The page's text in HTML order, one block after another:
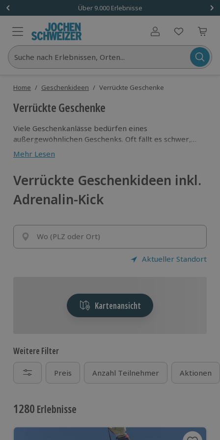
Über 9.000 Erlebnisse
Benutzerkonto
Suche nach Erlebnissen, Orten...
Home / Geschenkideen / Verrückte Geschenke
Verrückte Geschenke
Viele Geschenkanlässe bedürfen eines
außergewöhnlichen Geschenks. Oft fällt es schwer,
das Richtige zu finden. Bringt dich auch der 18. oder
30. Geburtstag eines Freundes, der eigene
Kollegen zur Verzweiflung? Was soll man schenken,
was der andere noch nicht hat? Oftmals ist es äußerst
schwierig, ausgefallene Geschenke zu finden, die
aberverrückte Geschenkewie einen Tandemsprung,
ein SWAT Training oder eine wilde Fahrt im Panzer,
wird die Überraschung riesig sein!
Mehr Lesen
Verrückte Geschenkideen inkl.
Adrenalin-Kick
Wo (PLZ oder Ort)
Aktueller Standort
Kartenansicht
Weitere Filter
Preis Anzahl Teilnehmer Aktionen
1280 Erlebnisse